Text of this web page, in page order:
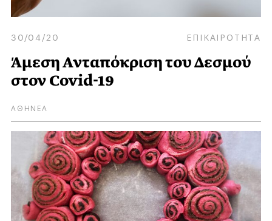
30/04/20 ΕΠΙΚΑΙΡΟΤΗΤΑ
Άμεση Ανταπόκριση του Δεσμού
στον Covid-19
ΑΘΗΝΕΑ